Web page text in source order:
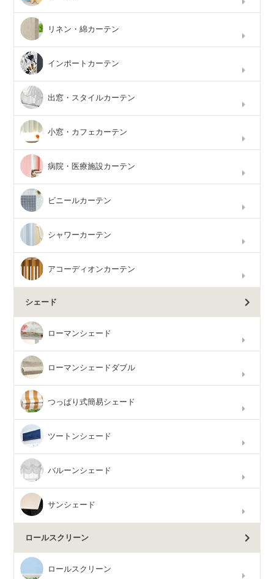
リネン・綿カーテン
インポートカーテン
出窓・スタイルカーテン
小窓・カフェカーテン
病院・医療施設カーテン
ビニールカーテン
シャワーカーテン
アコーディオンカーテン
シェード
ローマンシェード
ローマンシェードダブル
つっぱり式簡易シェード
ツートンシェード
バルーンシェード
サンシェード
ロールスクリーン
ロールスクリーン